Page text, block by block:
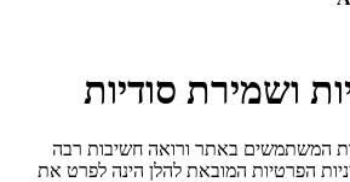
ושמירת סודיות
המשתמשים באתר ורואה חשיבות רבה
הפרטיות המובאת להלן הינה לפרט את